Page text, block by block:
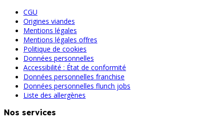
CGU
Origines viandes
Mentions légales
Mentions légales offres
Politique de cookies
Données personnelles
Accessibilité : État de conformité
Données personnelles franchise
Données personnelles flunch jobs
Liste des allergènes
Nos services